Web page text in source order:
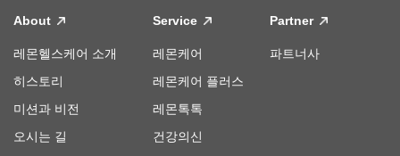
About
레몬헬스케어 소개
히스토리
미션과 비전
오시는 길
Service
레몬케어
레몬케어 플러스
레몬톡톡
건강의신
Partner
파트너사